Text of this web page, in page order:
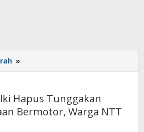
»
Melki
Pajak
Kendaraan
Hapus Tunggakan
Bermotor, Warga NTT